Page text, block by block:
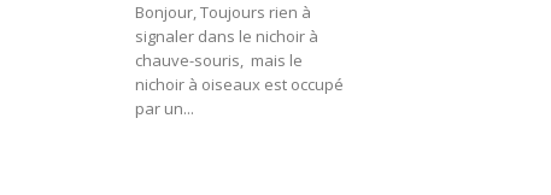
Bonjour, Toujours rien à
signaler dans le nichoir à
chauve-souris, mais le
nichoir à oiseaux est occupé
par un...